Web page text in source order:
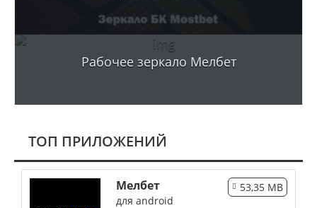
Рабочее зеркало Мелбет
TОП ПРИЛОЖЕНИЙ
Мелбет
53,35 MB
для android